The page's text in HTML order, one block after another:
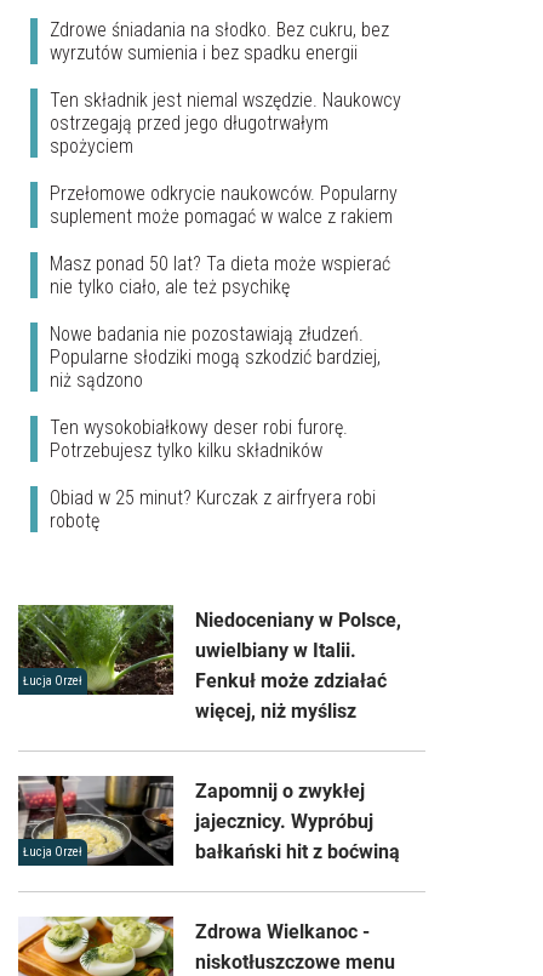
Zdrowe śniadania na słodko. Bez cukru, bez
wyrzutów sumienia i bez spadku energii
Ten składnik jest niemal wszędzie. Naukowcy
ostrzegają przed jego długotrwałym
spożyciem
Przełomowe odkrycie naukowców. Popularny
suplement może pomagać w walce z rakiem
Masz ponad 50 lat? Ta dieta może wspierać
nie tylko ciało, ale też psychikę
Nowe badania nie pozostawiają złudzeń.
Popularne słodziki mogą szkodzić bardziej,
niż sądzono
Ten wysokobiałkowy deser robi furorę.
Potrzebujesz tylko kilku składników
Obiad w 25 minut? Kurczak z airfryera robi
robotę
Łucja Orzeł
Niedoceniany w Polsce,
uwielbiany w Italii.
Fenkuł może zdziałać
więcej, niż myślisz
Łucja Orzeł
Zapomnij o zwykłej
jajecznicy. Wypróbuj
bałkański hit z boćwiną
Zdrowa Wielkanoc -
niskotłuszczowe menu